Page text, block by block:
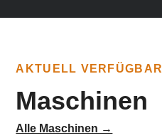
AKTUELL VERFÜGBAR
Maschinen
Alle Maschinen →